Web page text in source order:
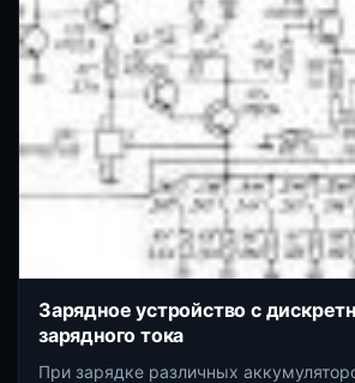
Зарядное устройство с
зарядного тока
При зарядке различных